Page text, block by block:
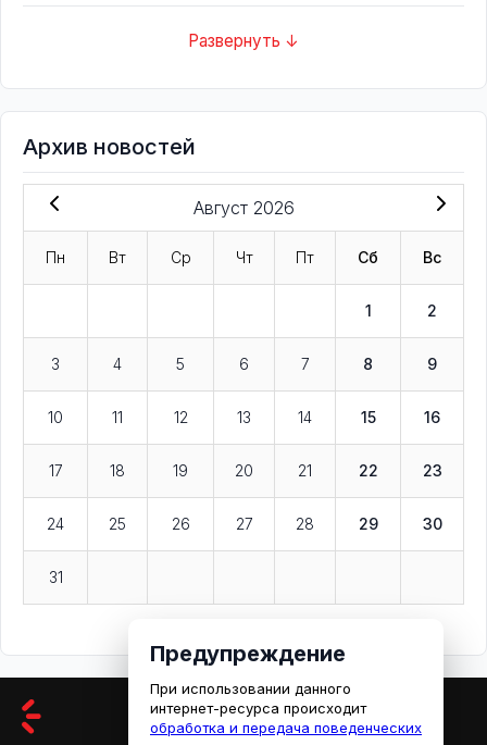
Развернуть ↓
Архив новостей
Август 2026
Пн Вт Ср Чт Пт Сб Вс
1 2
3 4 5 6 7 8 9
10 11 12 13 14 15 16
17 18 19 20 21 22 23
24 25 26 27 28 29 30
31
Предупреждение
При использовании данного
интернет-ресурса происходит
обработка и передача поведенческих